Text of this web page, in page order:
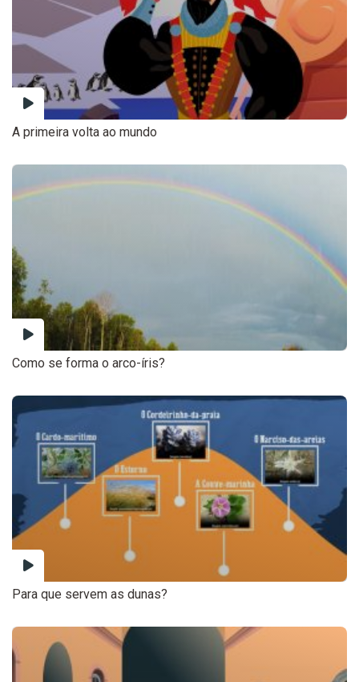
A primeira volta ao mundo
Como se forma o arco-íris?
Para que servem as dunas?